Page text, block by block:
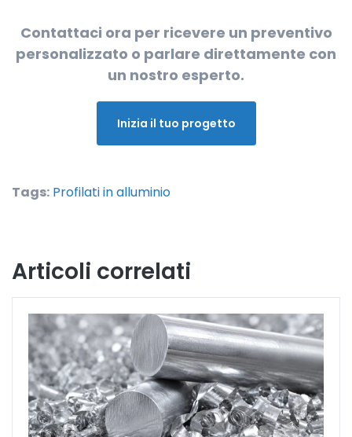
Contattaci ora per ricevere un preventivo
personalizzato o parlare direttamente con
un nostro esperto.
Inizia il tuo progetto
Tags: Profilati in alluminio
Articoli correlati